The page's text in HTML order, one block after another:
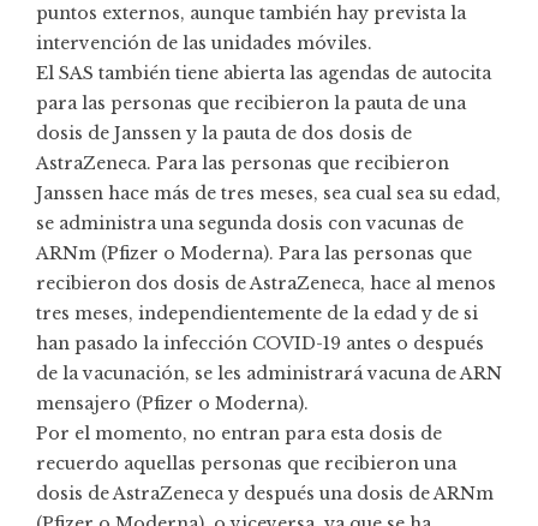
puntos externos, aunque también hay prevista la
intervención de las unidades móviles.
El SAS también tiene abierta las agendas de autocita
para las personas que recibieron la pauta de una
dosis de Janssen y la pauta de dos dosis de
AstraZeneca. Para las personas que recibieron
Janssen hace más de tres meses, sea cual sea su edad,
se administra una segunda dosis con vacunas de
ARNm (Pfizer o Moderna). Para las personas que
recibieron dos dosis de AstraZeneca, hace al menos
tres meses, independientemente de la edad y de si
han pasado la infección COVID-19 antes o después
de la vacunación, se les administrará vacuna de ARN
mensajero (Pfizer o Moderna).
Por el momento, no entran para esta dosis de
recuerdo aquellas personas que recibieron una
dosis de AstraZeneca y después una dosis de ARNm